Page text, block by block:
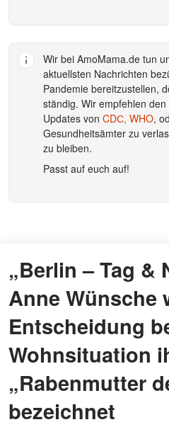
Wir bei AmoMama.de tun
aktuellsten Nachrichten
Pandemie bereitzustellen,
ständig. Wir empfehlen
Updates von CDС, WHO,
Gesundheitsämter zu
zu bleiben.
Passt auf euch auf!
„Berlin – Tag &
Anne Wünsche
Entscheidung
Wohnsituation
„Rabenmutter
bezeichnet